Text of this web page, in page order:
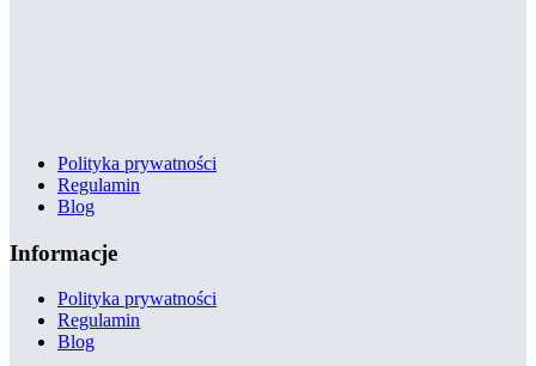
Polityka prywatności
Regulamin
Blog
Informacje
Polityka prywatności
Regulamin
Blog